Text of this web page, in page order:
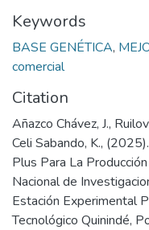
Keywords
BASE GENÉTICA,
comercial
Citation
Añazco Chávez, J.,
Celi Sabando, K.,
Plus Para La
Nacional de
Estación Experimental
Tecnológico Quinindé,